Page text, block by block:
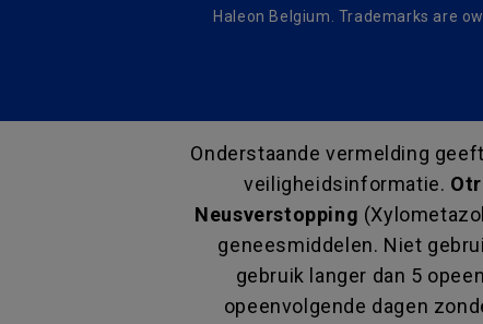
Haleon Belgium. Trademarks are
Onderstaande vermelding
veiligheidsinformatie.
Neusverstopping
geneesmiddelen. Niet
gebruik langer dan 5
opeenvolgende dagen